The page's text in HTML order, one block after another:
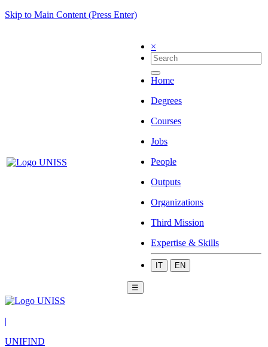
Skip to Main Content (Press Enter)
×
Home
Degrees
Courses
Jobs
People
Outputs
Organizations
Third Mission
Expertise & Skills
IT EN
☰
|
UNIFIND